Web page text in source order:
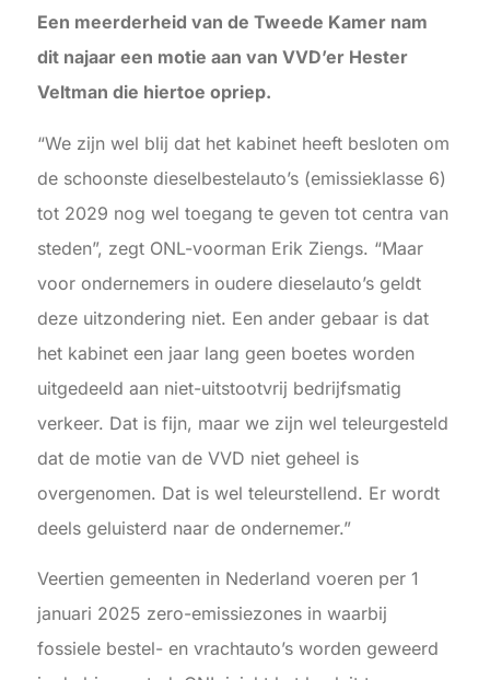
Een meerderheid van de Tweede Kamer nam
dit najaar een motie aan van VVD’er Hester
Veltman die hiertoe opriep.
“We zijn wel blij dat het kabinet heeft besloten om
de schoonste dieselbestelauto’s (emissieklasse 6)
tot 2029 nog wel toegang te geven tot centra van
steden”, zegt ONL-voorman Erik Ziengs. “Maar
voor ondernemers in oudere dieselauto’s geldt
deze uitzondering niet. Een ander gebaar is dat
het kabinet een jaar lang geen boetes worden
uitgedeeld aan niet-uitstootvrij bedrijfsmatig
verkeer. Dat is fijn, maar we zijn wel teleurgesteld
dat de motie van de VVD niet geheel is
overgenomen. Dat is wel teleurstellend. Er wordt
deels geluisterd naar de ondernemer.”
Veertien gemeenten in Nederland voeren per 1
januari 2025 zero-emissiezones in waarbij
fossiele bestel- en vrachtauto’s worden geweerd